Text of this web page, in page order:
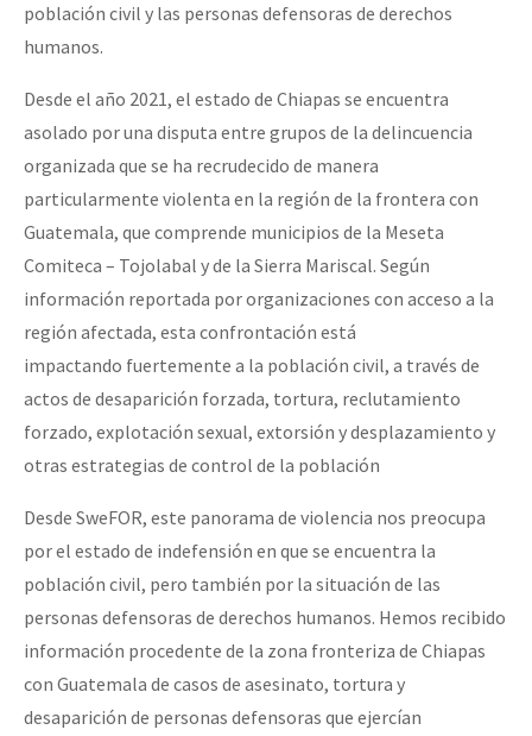
población civil y las personas defensoras de derechos
humanos.
Desde el año 2021, el estado de Chiapas se encuentra
asolado por una disputa entre grupos de la delincuencia
organizada que se ha recrudecido de manera
particularmente violenta en la región de la frontera con
Guatemala, que comprende municipios de la Meseta
Comiteca – Tojolabal y de la Sierra Mariscal. Según
información reportada por organizaciones con acceso a la
región afectada, esta confrontación está
impactando fuertemente a la población civil, a través de
actos de desaparición forzada, tortura, reclutamiento
forzado, explotación sexual, extorsión y desplazamiento y
otras estrategias de control de la población
Desde SweFOR, este panorama de violencia nos preocupa
por el estado de indefensión en que se encuentra la
población civil, pero también por la situación de las
personas defensoras de derechos humanos. Hemos recibido
información procedente de la zona fronteriza de Chiapas
con Guatemala de casos de asesinato, tortura y
desaparición de personas defensoras que ejercían